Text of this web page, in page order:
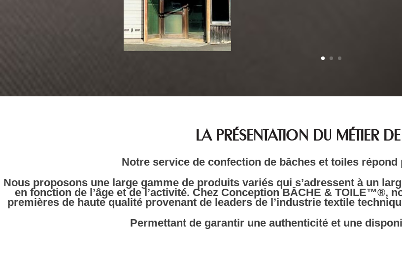
LA PRÉSENTATION DU MÉTIER
Notre service de confection de bâches et toiles
Nous proposons une large gamme de produits variés qui s’adressent à un
en fonction de l’âge et de l’activité. Chez Conception BÂCHE & TOILE™®,
premières de haute qualité provenant de leaders de l’industrie textile
Permettant de garantir une authenticité et une